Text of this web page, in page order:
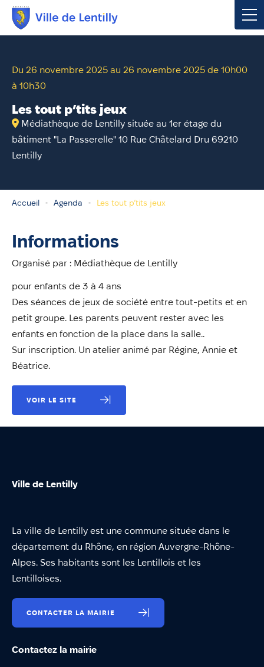
Du 26 novembre 2025 au 26 novembre 2025 de 10h00
à 10h30
Les tout p’tits jeux
Médiathèque de Lentilly située au 1er étage du
bâtiment "La Passerelle" 10 Rue Châtelard Dru 69210
Lentilly
Accueil Agenda Les tout p’tits jeux
Informations
Organisé par : Médiathèque de Lentilly
pour enfants de 3 à 4 ans
Des séances de jeux de société entre tout-petits et en
petit groupe. Les parents peuvent rester avec les
enfants en fonction de la place dans la salle..
Sur inscription. Un atelier animé par Régine, Annie et
Béatrice.
VOIR LE SITE
Ville de Lentilly
La ville de Lentilly est une commune située dans le
département du Rhône, en région Auvergne-Rhône-
Alpes. Ses habitants sont les Lentillois et les
Lentilloises.
CONTACTER LA MAIRIE
Contactez la mairie
Urbanisme & Environnement
Publications
Annuaire
Évènements